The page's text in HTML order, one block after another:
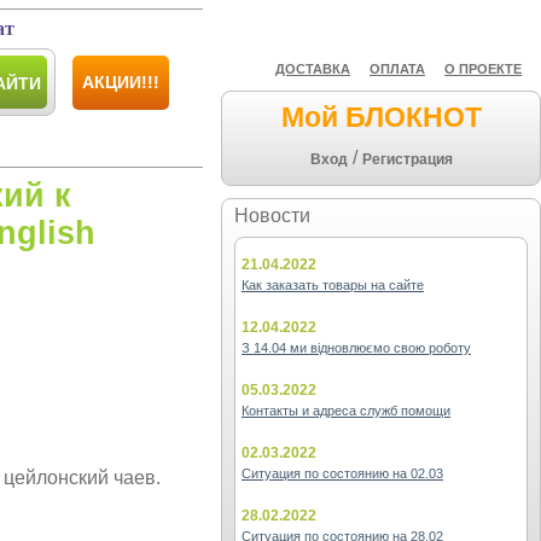
ДОСТАВКА ОПЛАТА О ПРОЕКТЕ
Мой БЛОКНОТ
Вход / Регистрация
Новости
21.04.2022
Как заказать товары на сайте
12.04.2022
З 14.04 ми відновлюємо свою роботу
05.03.2022
Контакты и адреса служб помощи
02.03.2022
Ситуация по состоянию на 02.03
28.02.2022
Ситуация по состоянию на 28.02
АКЦИИ!!!
к
чаев.